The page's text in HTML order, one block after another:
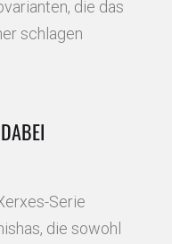
die das
schlagen
Serie
die sowohl